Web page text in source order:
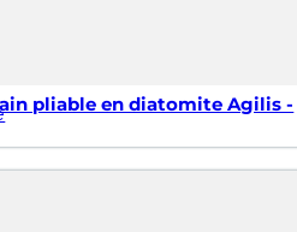
pliable en diatomite Agilis -